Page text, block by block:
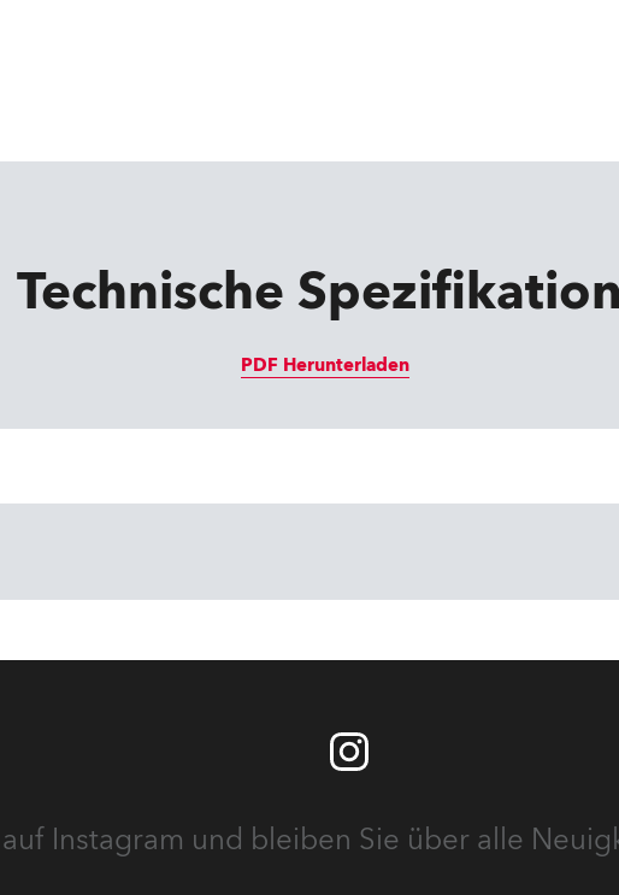
Technische
PDF Herunterladen
auf Instagram und bleiben Sie über alle